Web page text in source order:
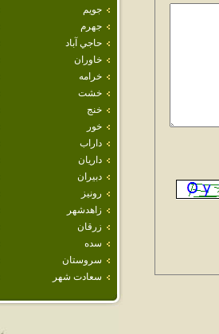
جويم
جهرم
حاجي آباد
خاوران
خرامه
خشت
خنج
خور
داراب
داريان
دبيران
رونيز
زاهدشهر
زرقان
سده
سروستان
سعادت شهر